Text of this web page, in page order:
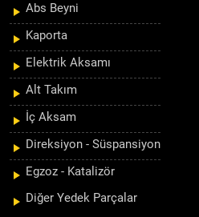
Abs Beyni
Kaporta
Elektrik Aksamı
Alt Takım
İç Aksam
Direksiyon - Süspansiyon
Egzoz - Katalizör
Diğer Yedek Parçalar